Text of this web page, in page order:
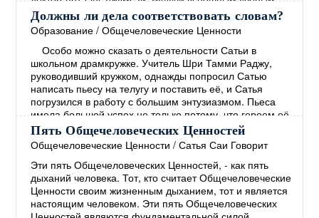
политиком и общественным деятелем, доктор Джумсаи
является директором этой школы на протяжении более
20 лет. Вся жизнь школы, начиная с
общеобразовательной программы и заканчивая
финансированием, основана на→
Должны ли дела соответствовать словам?
Образование /Общечеловеческие Ценности
Особо можно сказать о деятельности Сатьи в
школьном драмкружке. Учитель Шри Тамми Раджу,
руководивший кружком, однажды попросил Сатью
написать пьесу на телугу и поставить её, и Сатья
погрузился в работу с большим энтузиазмом. Пьеса
имела большой успех не только потому, что героем её
был мальчик, которого играл Сам Сатья, но, главным
образом, потому, что её темой был извечный
человеческий грех – лицемерие, состоящее в том, что
"человек →
Пять Общечеловеческих Ценностей
Общечеловеческие Ценности /Сатья Саи Говорит
Эти пять Общечеловеческих Ценностей, - как пять
дыханий человека. Тот, кто считает Общечеловеческие
Ценности своим жизненным дыханием, тот и является
настоящим человеком. Эти пять Общечеловеческих